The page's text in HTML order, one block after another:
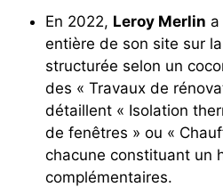
En 2022, Leroy Merlin
entière de son site sur
structurée selon un
des « Travaux de
détaillent « Isolation
de fenêtres » ou «
chacune constituant un
complémentaires.